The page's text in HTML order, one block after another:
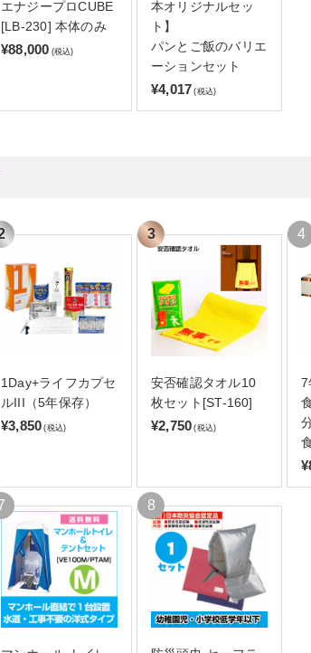
エナジープロCUBE
[LB-230] 本体のみ
¥88,000 (税込)
本オリジナルセッ
ト】
パンとご飯のバリエ
ーションセット
¥4,017 (税込)
1Day+ライフカプセ
ルIII（5年保存）
¥3,850 (税込)
安否確認タオル10
枚セット[ST-160]
¥2,750 (税込)
7